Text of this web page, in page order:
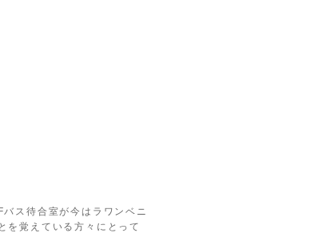
ス待合室が今はラワンベニ
を覚えている方々にとって